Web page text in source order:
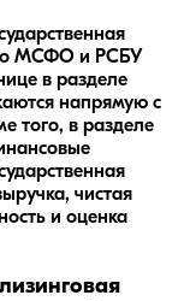
по МСФО и РСБУ
в разделе
напрямую с
того, в разделе
чистая
и оценка